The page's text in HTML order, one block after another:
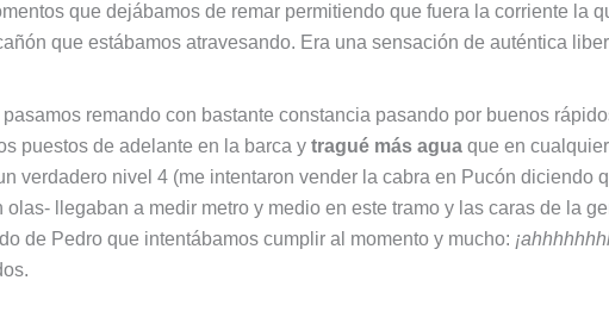
que dejábamos de remar permitiendo que fuera la corriente la
que estábamos atravesando. Era una sensación de auténtica
remando con bastante constancia pasando por buenos
puestos de adelante en la barca y tragué más agua que en
verdadero nivel 4 (me intentaron vender la cabra en Pucón diciendo
olas- llegaban a medir metro y medio en este tramo y las caras de la
de Pedro que intentábamos cumplir al momento y mucho: